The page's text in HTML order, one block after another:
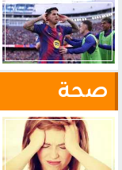
صحة